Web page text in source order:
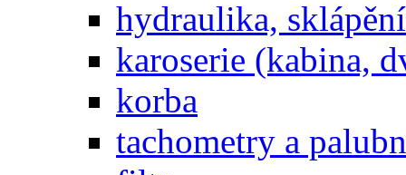
hydraulika, sklápění
karoserie (kabina,
korba
tachometry a